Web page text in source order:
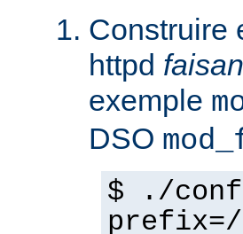
Construire
httpd
exemple
DSO
$ ./